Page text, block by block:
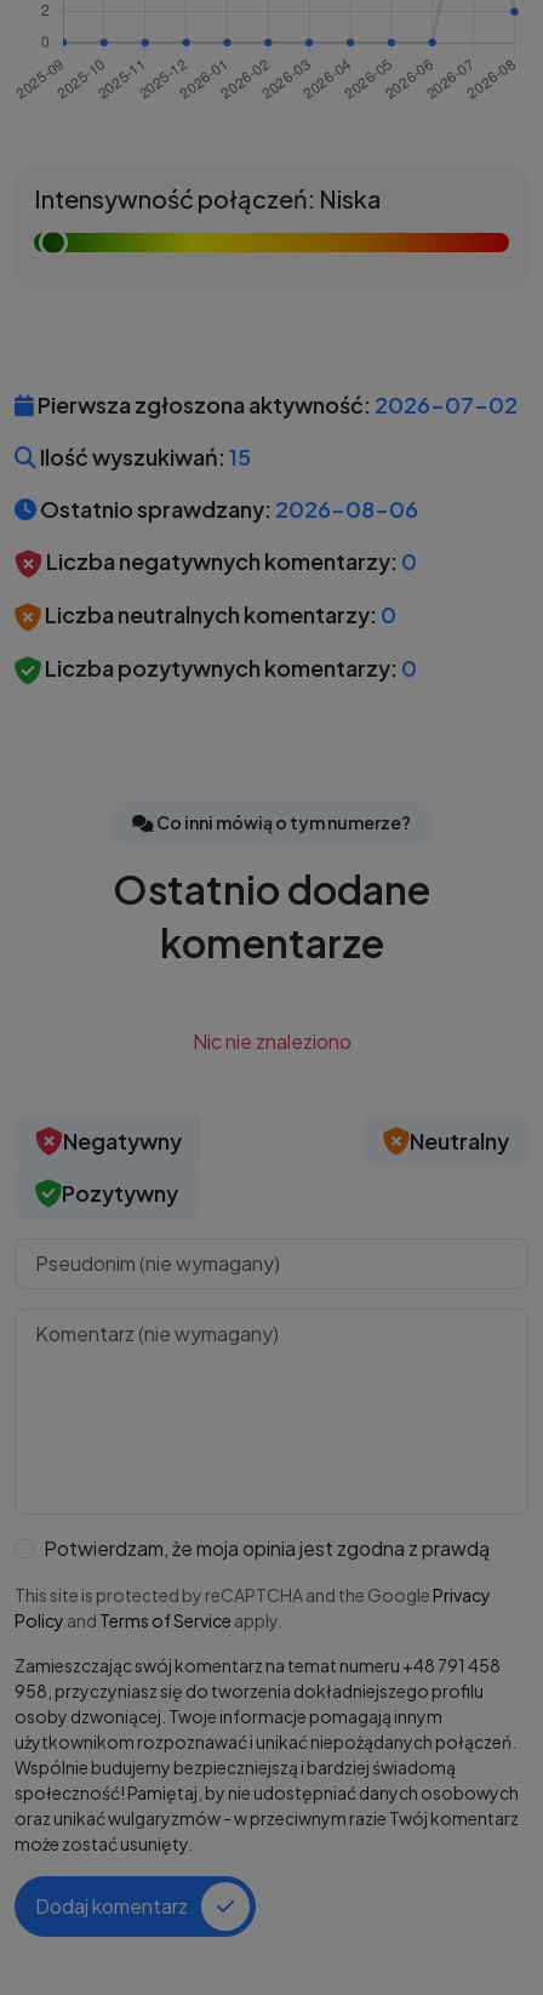
Intensywność połączeń: Niska
Pierwsza zgłoszona aktywność: 2026-07-02
Ilość wyszukiwań: 15
Ostatnio sprawdzany: 2026-08-06
Liczba negatywnych komentarzy: 0
Liczba neutralnych komentarzy: 0
Liczba pozytywnych komentarzy: 0
Co inni mówią o tym numerze?
Ostatnio dodane
komentarze
Nic nie znaleziono
Negatywny
Neutralny
Pozytywny
Potwierdzam, że moja opinia jest zgodna z prawdą
This site is protected by reCAPTCHA and the Google Privacy
Policy and Terms of Service apply.
Zamieszczając swój komentarz na temat numeru +48 791 458
958, przyczyniasz się do tworzenia dokładniejszego profilu
osoby dzwoniącej. Twoje informacje pomagają innym
użytkownikom rozpoznawać i unikać niepożądanych połączeń.
Wspólnie budujemy bezpieczniejszą i bardziej świadomą
społeczność! Pamiętaj, by nie udostępniać danych osobowych
oraz unikać wulgaryzmów - w przeciwnym razie Twój komentarz
może zostać usunięty.
Dodaj komentarz